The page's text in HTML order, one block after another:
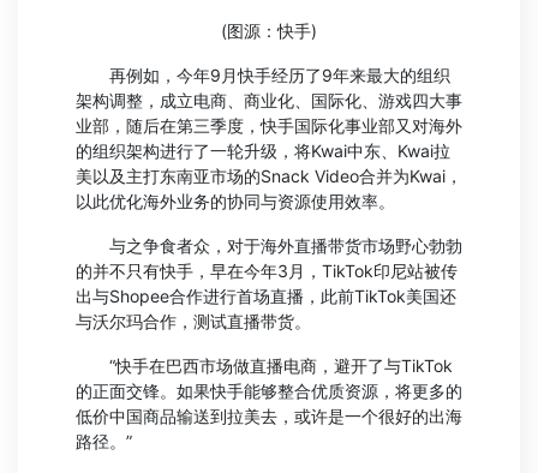
(图源：快手)
再例如，今年9月快手经历了9年来最大的组织
架构调整，成立电商、商业化、国际化、游戏四大事
业部，随后在第三季度，快手国际化事业部又对海外
的组织架构进行了一轮升级，将Kwai中东、Kwai拉
美以及主打东南亚市场的Snack Video合并为Kwai，
以此优化海外业务的协同与资源使用效率。
与之争食者众，对于海外直播带货市场野心勃勃
的并不只有快手，早在今年3月，TikTok印尼站被传
出与Shopee合作进行首场直播，此前TikTok美国还
与沃尔玛合作，测试直播带货。
“快手在巴西市场做直播电商，避开了与TikTok
的正面交锋。如果快手能够整合优质资源，将更多的
低价中国商品输送到拉美去，或许是一个很好的出海
路径。”